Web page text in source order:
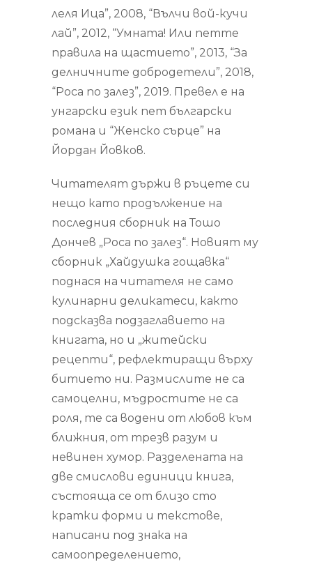
леля Ица”, 2008, “Вълчи вой-кучи
лай”, 2012, “Умната! Или петте
правила на щастието”, 2013, “За
делничните добродетели”, 2018,
“Роса по залез”, 2019. Превел е на
унгарски език пет български
романа и “Женско сърце” на
Йордан Йовков.
Читателят държи в ръцете си
нещо като продължение на
последния сборник на Тошо
Дончев „Роса по залез“. Новият му
сборник „Хайдушка гощавка“
поднася на читателя не само
кулинарни деликатеси, както
подсказва подзаглавието на
книгата, но и „житейски
рецепти“, рефлектиращи върху
битието ни. Размислите не са
самоцелни, мъдростите не са
роля, те са водени от любов към
ближния, от трезв разум и
невинен хумор. Разделената на
две смислови единици книга,
състояща се от близо сто
кратки форми и текстове,
написани под знака на
самоопределението,